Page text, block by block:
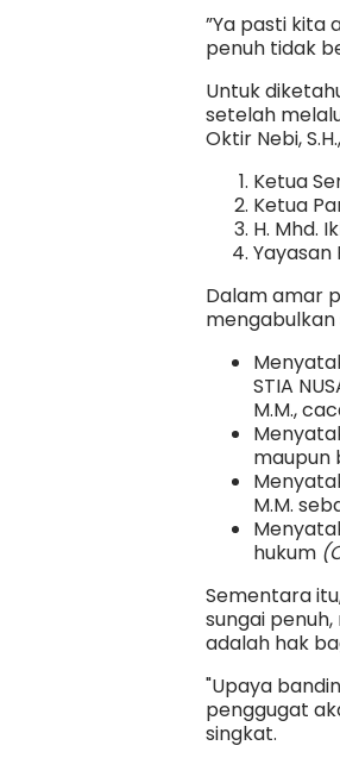
”Ya pasti kita
penuh tidak
Untuk
setelah
Oktir Nebi,
Ketua
Ketua
H. Mhd.
Yayasan
Dalam amar
STIA
M.M.,
maupun
M.M.
hukum
Sementara
sungai
adalah hak
"Upaya
penggugat
singkat.